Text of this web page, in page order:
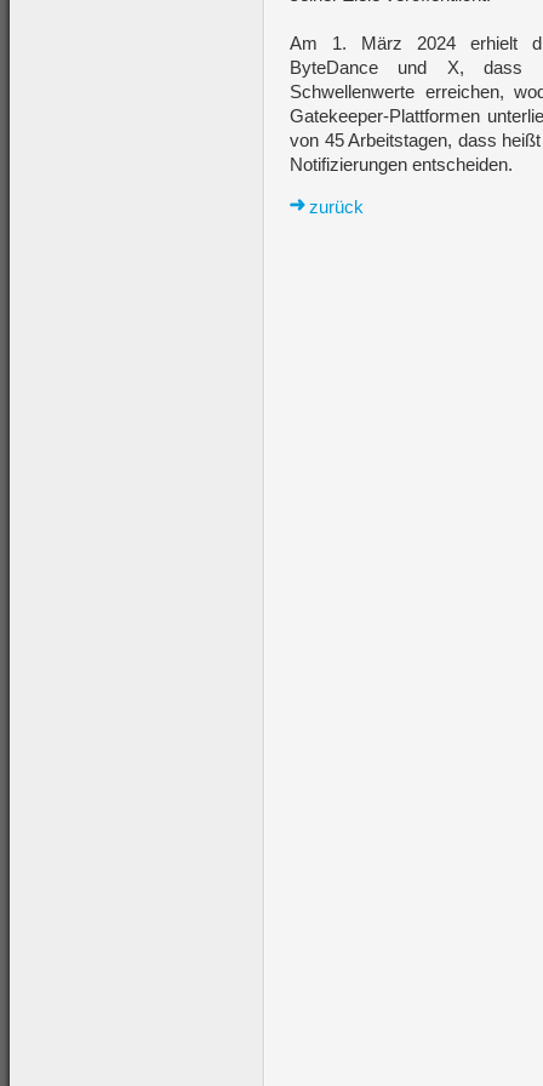
Am 1. März 2024 erhielt
ByteDance und X, dass
Schwellenwerte erreichen,
Gatekeeper-Plattformen
von 45 Arbeitstagen, dass
Notifizierungen entscheiden.
zurück